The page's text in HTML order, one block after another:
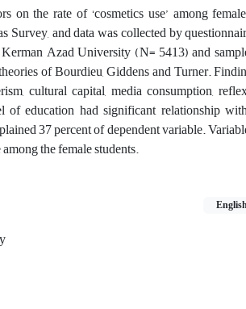
the rate of ‘cosmetics use’ among
and data was collected by
Azad University (N= 5413) and
of Bourdieu, Giddens and Turner.
cultural capital, media consumption,
of education had significant relationship
37 percent of dependent variable.
the female students.